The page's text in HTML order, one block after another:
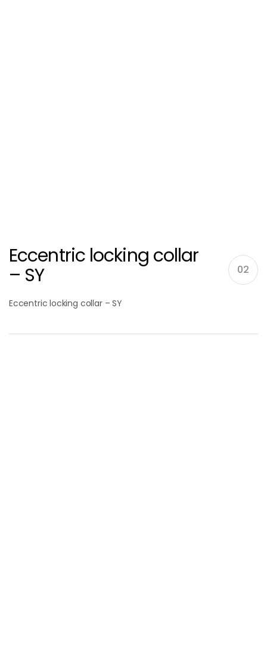
Eccentric locking collar
– SY 02
Eccentric locking collar – SY